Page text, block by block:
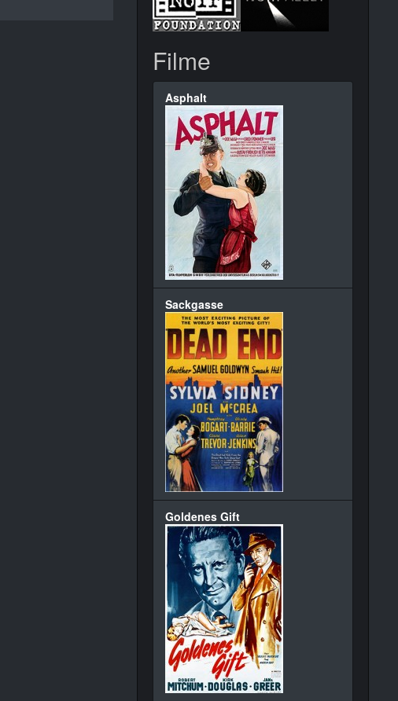
Filme
Asphalt
Sackgasse
Goldenes Gift